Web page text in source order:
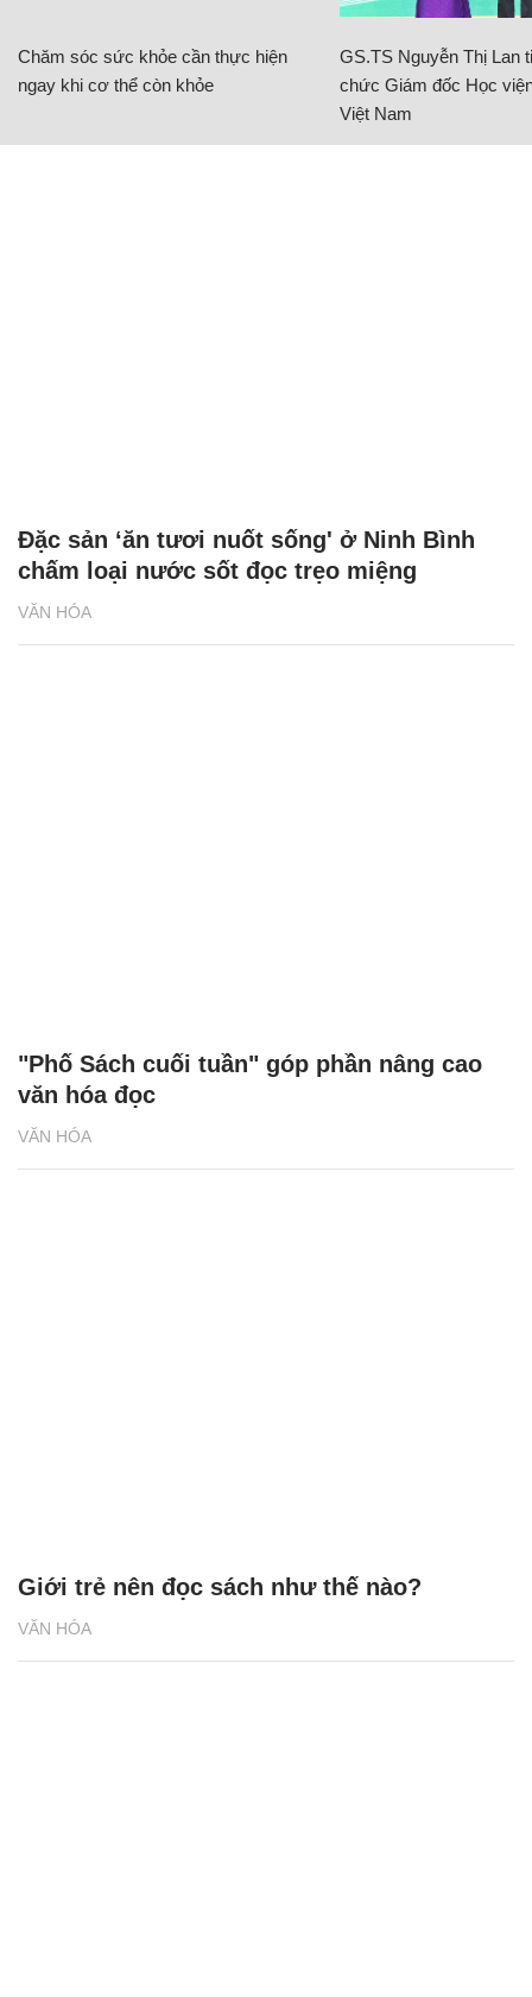
Chăm sóc sức khỏe cần thực hiện
ngay khi cơ thể còn khỏe
GS.TS Nguyễn Thị Lan
chức Giám đốc Học
Việt Nam
VĂN HÓA
Đặc sản ‘ăn tươi nuốt sống' ở Ninh Bình
chấm loại nước sốt đọc trẹo miệng
VĂN HÓA
"Phố Sách cuối tuần" góp phần nâng cao
văn hóa đọc
VĂN HÓA
Giới trẻ nên đọc sách như thế nào?